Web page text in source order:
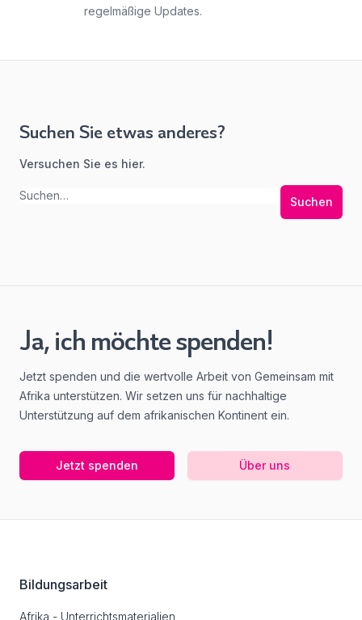
regelmäßige Updates.
Suchen Sie etwas anderes?
Versuchen Sie es hier.
Suchen
Ja, ich möchte spenden!
Jetzt spenden und die wertvolle Arbeit von Gemeinsam mit
Afrika unterstützen. Wir setzen uns für nachhaltige
Unterstützung auf dem afrikanischen Kontinent ein.
Jetzt spenden Über uns
Bildungsarbeit
Afrika - Unterrichtsmaterialien